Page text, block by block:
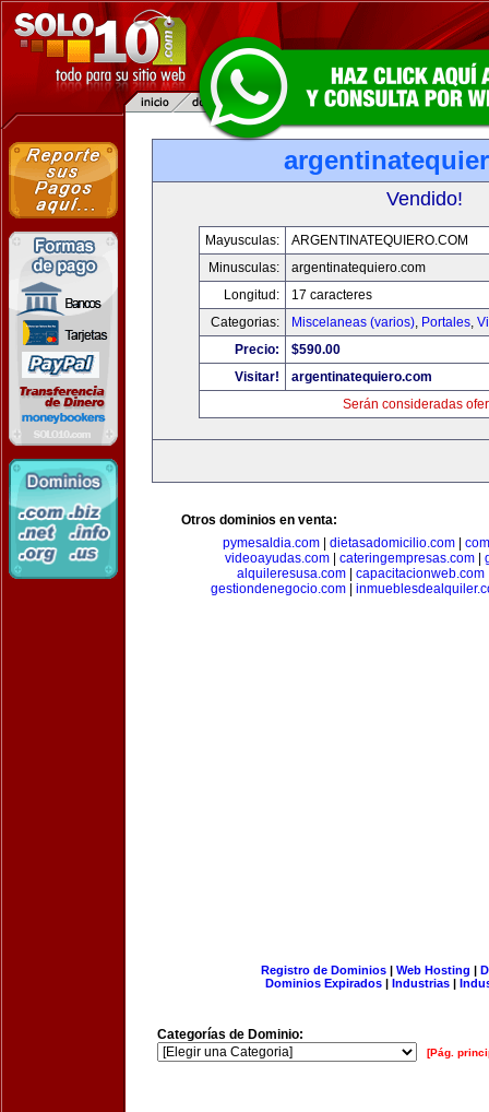
Vendido!
Mayusculas:
ARGENTINATEQUIERO.COM
Minusculas:
argentinatequiero.com
Longitud:
17 caracteres
Categorias:
Miscelaneas (varios), Portales,
Precio:
$590.00
Visitar!
argentinatequiero.com
Serán consideradas
Otros dominios en venta:
pymesaldia.com| dietasadomicilio.com|
videoayudas.com| cateringempresas.com|
alquileresusa.com
capacitacionweb.com
gestiondenegocio.com|
Registro de Dominios| Web Hosting |
Dominios Expirados | Industrias |
Categorías de Dominio:
[Pág.